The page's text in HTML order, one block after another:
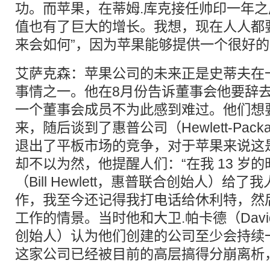
功。而苹果，在蒂姆.库克接任帅印一年
值也有了巨大的增长。我想，现在人人都
来会如何”，因为苹果能够提供一个很好
艾萨克森：苹果公司的未来正是史蒂夫
事情之一。他在8月份告诉董事会他要辞
一个董事会成员不为此感到难过。他们
来，随后谈到了惠普公司（Hewlett-
退出了平板市场的竞争，对于苹果来说
却不以为然，他提醒人们：“在我 13 岁
（Bill Hewlett，惠普联合创始人）给了
作，我至今还记得我打电话给休利特，
工作的情景。当时他和大卫.帕卡德（
创始人）认为他们创建的公司至少会持
这家公司已经被目前的高层搞得分崩离